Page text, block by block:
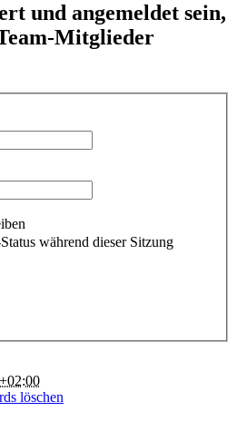
und angemeldet sein,
Mitglieder
während dieser Sitzung
löschen